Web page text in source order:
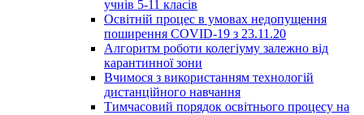
учнів 5-11 класів
Освітній процес в умовах недопущення
поширення COVID-19 з 23.11.20
Алгоритм роботи колегіуму залежно від
карантинної зони
Вчимося з використанням технологій
дистанційного навчання
Тимчасовий порядок освітнього процесу на